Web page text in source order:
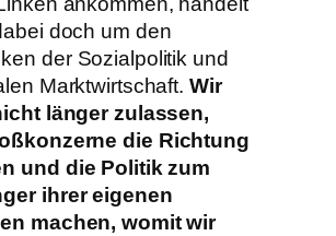
doch um den
der Sozialpolitik und
Marktwirtschaft. Wir
länger zulassen,
die Richtung
und die Politik zum
ihrer eigenen
machen, womit wir